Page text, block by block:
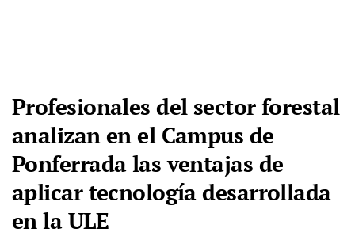
Profesionales del sector forestal
analizan en el Campus de
Ponferrada las ventajas de
aplicar tecnología desarrollada
en la ULE